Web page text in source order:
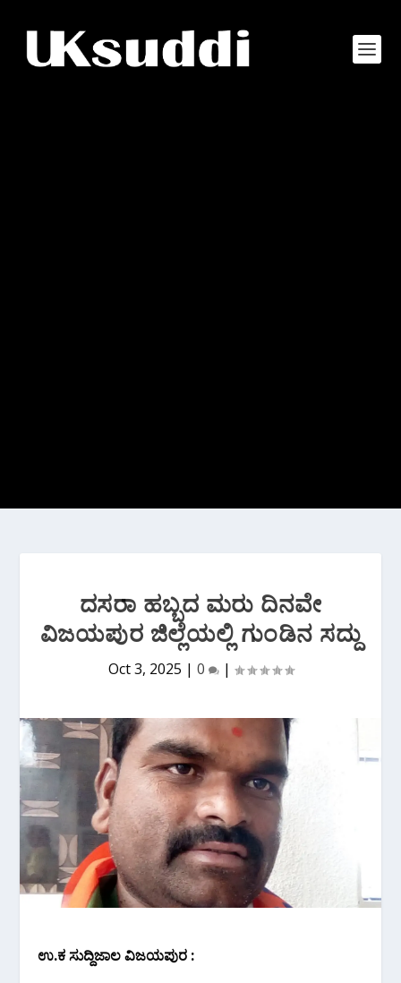
ದಸರಾ ಹಬ್ಬದ ಮರು ದಿನವೇ
ವಿಜಯಪುರ ಜಿಲ್ಲೆಯಲ್ಲಿ ಗುಂಡಿನ ಸದ್ದು
Oct 3, 2025 | 0 |
ಉ.ಕ ಸುದ್ದಿಜಾಲ ವಿಜಯಪುರ :